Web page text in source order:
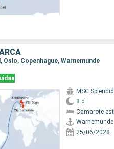
Copenhague, Warnemunde
MSC
8 d
Camarote
Warnemunde
25/06/2028